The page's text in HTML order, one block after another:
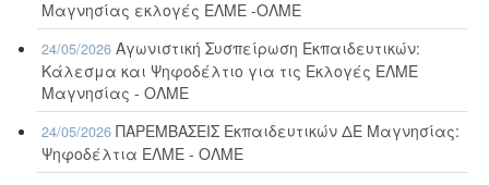
Μαγνησίας εκλογές ΕΛΜΕ -ΟΛΜΕ
24/05/2026 Αγωνιστική Συσπείρωση Εκπαιδευτικών:
Κάλεσμα και Ψηφοδέλτιο για τις Εκλογές ΕΛΜΕ
Μαγνησίας - ΟΛΜΕ
24/05/2026 ΠΑΡΕΜΒΑΣΕΙΣ Εκπαιδευτικών ΔΕ Μαγνησίας:
Ψηφοδέλτια ΕΛΜΕ - ΟΛΜΕ